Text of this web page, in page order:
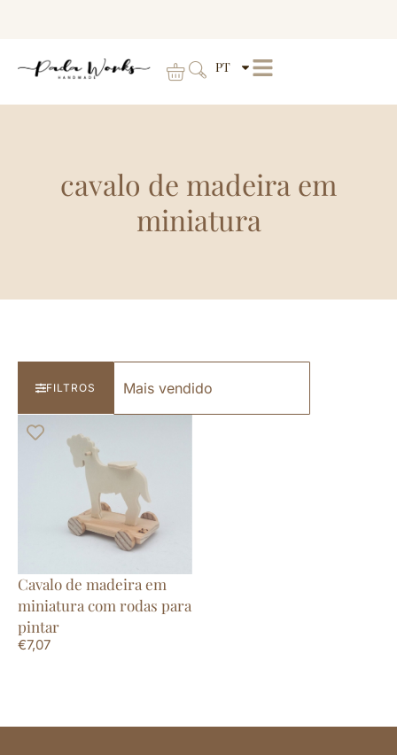
PT
cavalo de madeira em
miniatura
FILTROS
Cavalo de madeira em
miniatura com rodas para
pintar
€7,07